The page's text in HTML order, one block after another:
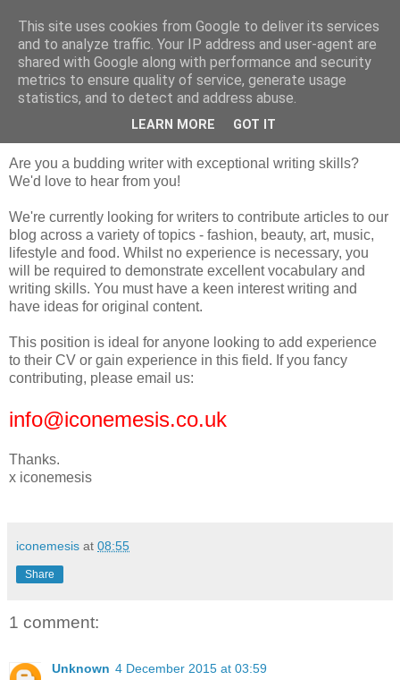
Harper & Blake
3 February 2014
Are you a budding writer with exceptional writing skills?
We'd love to hear from you!
We're currently looking for writers to contribute articles to our
blog across a variety of topics - fashion, beauty, art, music,
lifestyle and food. Whilst no experience is necessary, you
will be required to demonstrate excellent vocabulary and
writing skills. You must have a keen interest writing and
have ideas for original content.
This position is ideal for anyone looking to add experience
to their CV or gain experience in this field. If you fancy
contributing, please email us:
info@iconemesis.co.uk
Thanks.
x iconemesis
iconemesis at 08:55
Share
1 comment:
Unknown 4 December 2015 at 03:59
This site uses cookies from Google to deliver its services
and to analyze traffic. Your IP address and user-agent are
shared with Google along with performance and security
metrics to ensure quality of service, generate usage
statistics, and to detect and address abuse.
LEARN MORE GOT IT